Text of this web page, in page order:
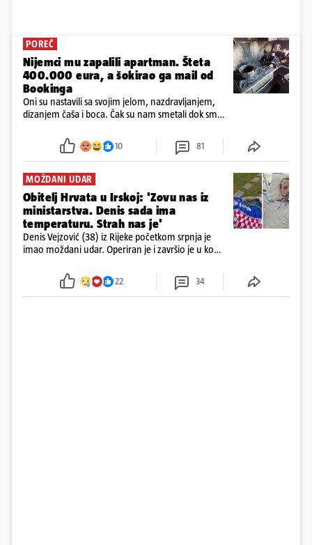
POREČ
Nijemci mu zapalili apartman. Šteta
400.000 eura, a šokirao ga mail od
Bookinga
Oni su nastavili sa svojim jelom, nazdravljanjem,
dizanjem čaša i boca. Čak su nam smetali dok smo
požar, rekao je vlasnik
10 81
MOŽDANI UDAR
Obitelj Hrvata u Irskoj: 'Zovu nas iz
ministarstva. Denis sada ima
temperaturu. Strah nas je'
Denis Vejzović (38) iz Rijeke početkom srpnja je
imao moždani udar. Operiran je i završio je u komi.
tamošnji liječnici ne vjeruju u oporavak: 'Imamo
22 34